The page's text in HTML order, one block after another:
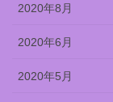
2020年8月
2020年6月
2020年5月